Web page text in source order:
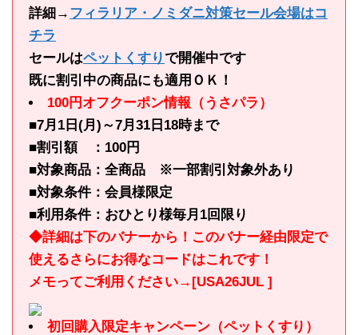
詳細→ フィラリア・ノミダニ対策セール会場はコ
チラ
セールはペットくすりで開催中です
既に割引中の商品にも適用ＯＫ！
100円オフクーポン情報（うさパラ）
■7月1日(月)～7月31日18時まで
■割引額 ：100円
■対象商品：全商品 ※一部割引対象外あり
■対象条件：会員様限定
■利用条件：おひとり様毎月1回限り
◆詳細は下のバナーから！このバナー経由限定で
使えるさらにお得なコードはこれです！
メモってご利用ください→[USA26JUL ]
初回購入限定キャンペーン（ペットくすり）